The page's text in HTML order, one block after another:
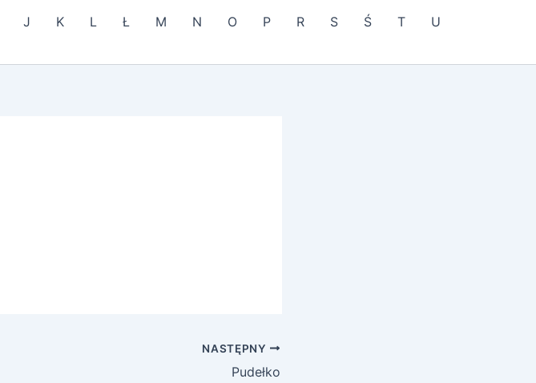
J K L Ł M N O P R S Ś T
U
NASTĘPNY
Pudełko